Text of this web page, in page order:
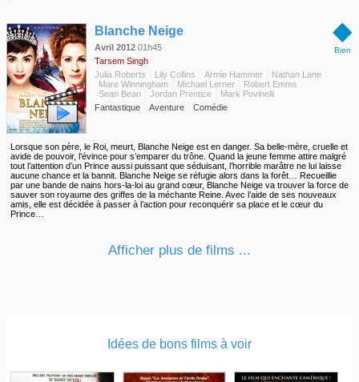
◆
Bien
Blanche Neige
Avril 2012 01h45
Tarsem Singh
Julia Roberts
Lily Collins Armie Hammer
Nathan Lane
Mare Winningham
Michael Lerner
Robert Emms
Sean Bean
Jordan Prentice
Mark Povinelli
Fantastique
Aventure Comédie
Lorsque son père, le Roi, meurt, Blanche Neige est en danger. Sa belle-mère, cruelle et
avide de pouvoir, l’évince pour s’emparer du trône. Quand la jeune femme attire malgré
tout l’attention d’un Prince aussi puissant que séduisant, l’horrible marâtre ne lui laisse
aucune chance et la bannit. Blanche Neige se réfugie alors dans la forêt… Recueillie
par une bande de nains hors-la-loi au grand cœur, Blanche Neige va trouver la force de
sauver son royaume des griffes de la méchante Reine. Avec l’aide de ses nouveaux
amis, elle est décidée à passer à l’action pour reconquérir sa place et le cœur du
Prince…
Afficher plus de films ...
Idées de bons films à voir